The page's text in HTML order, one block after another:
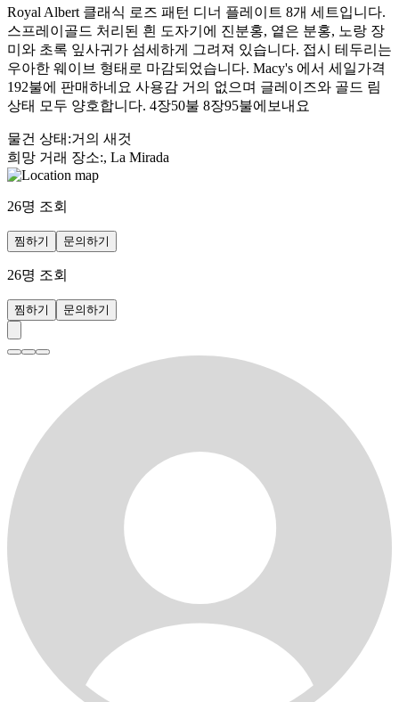
Royal Albert 클래식 로즈 패턴 디너 플레이트 8개 세트입니다.
스프레이골드 처리된 흰 도자기에 진분홍, 옅은 분홍, 노랑 장
미와 초록 잎사귀가 섬세하게 그려져 있습니다. 접시 테두리는
우아한 웨이브 형태로 마감되었습니다. Macy's 에서 세일가격
192불에 판매하네요 사용감 거의 없으며 글레이즈와 골드 림
상태 모두 양호합니다. 4장50불 8장95불에보내요
물건 상태 :거의 새것
희망 거래 장소:, La Mirada
26명 조회
찜하기 문의하기
26명 조회
찜하기 문의하기